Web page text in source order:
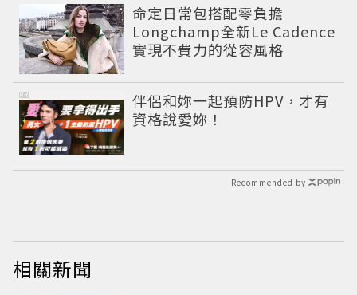
命定日常包搭配零負擔
Longchamp全新Le Cadence
實現不費力的從容風格
伴侶和妳一起預防HPV，才有
資格說愛妳！
PR
Recommended by
相關新聞